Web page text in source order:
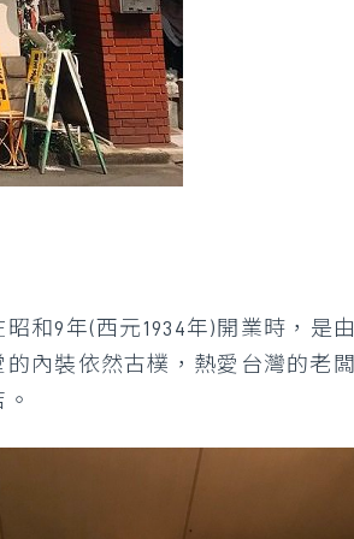
和9年(西元1934年)開業時，是由
內裝依然古樸，熱愛台灣的老闆